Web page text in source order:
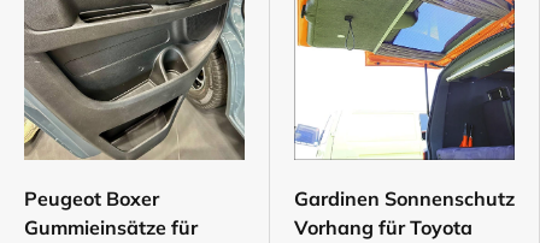
Peugeot Boxer
Gummieinsätze für
Gardinen Sonnenschutz
Vorhang für Toyota